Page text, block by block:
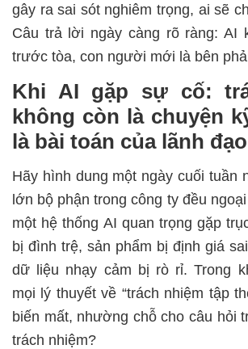
gây ra sai sót nghiêm trọng, ai sẽ
Câu trả lời ngày càng rõ ràng: AI
trước tòa, con người mới là bên
Khi AI gặp sự cố:
không còn là chuyện
là bài toán của lãnh đạo
Hãy hình dung một ngày cuối tuần
lớn bộ phận trong công ty đều
một hệ thống AI quan trọng gặp
bị đình trệ, sản phẩm bị định giá
dữ liệu nhạy cảm bị rò rỉ. Trong
mọi lý thuyết về “trách nhiệm tập
biến mất, nhường chỗ cho câu hỏi
trách nhiệm?